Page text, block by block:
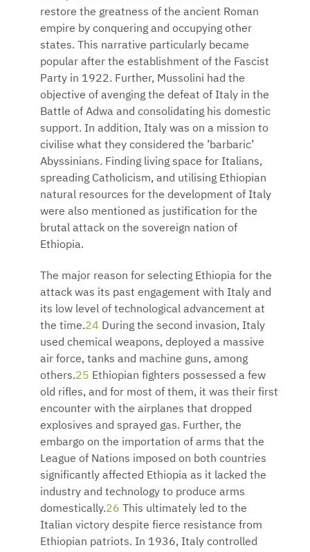
restore the greatness of the ancient Roman
empire by conquering and occupying other
states. This narrative particularly became
popular after the establishment of the Fascist
Party in 1922. Further, Mussolini had the
objective of avenging the defeat of Italy in the
Battle of Adwa and consolidating his domestic
support. In addition, Italy was on a mission to
civilise what they considered the ’barbaric’
Abyssinians. Finding living space for Italians,
spreading Catholicism, and utilising Ethiopian
natural resources for the development of Italy
were also mentioned as justification for the
brutal attack on the sovereign nation of
Ethiopia.
The major reason for selecting Ethiopia for the
attack was its past engagement with Italy and
its low level of technological advancement at
the time.24 During the second invasion, Italy
used chemical weapons, deployed a massive
air force, tanks and machine guns, among
others.25 Ethiopian fighters possessed a few
old rifles, and for most of them, it was their first
encounter with the airplanes that dropped
explosives and sprayed gas. Further, the
embargo on the importation of arms that the
League of Nations imposed on both countries
significantly affected Ethiopia as it lacked the
industry and technology to produce arms
domestically.26 This ultimately led to the
Italian victory despite fierce resistance from
Ethiopian patriots. In 1936, Italy controlled